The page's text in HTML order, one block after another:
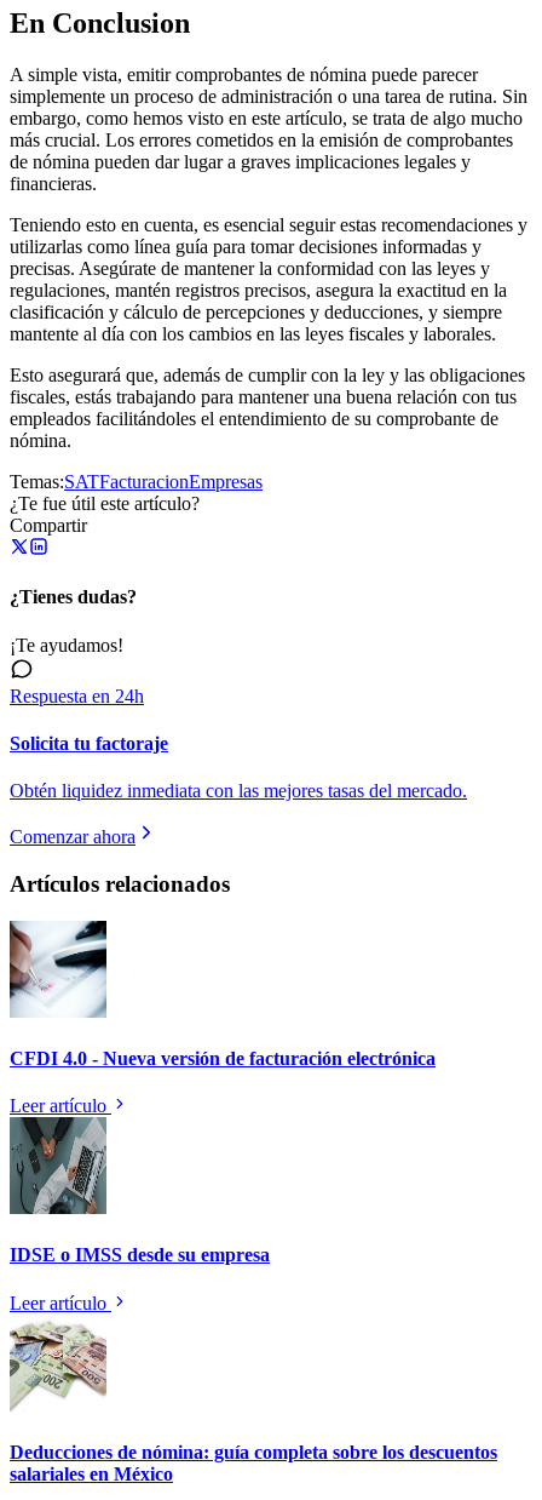
En Conclusion
A simple vista, emitir comprobantes de nómina puede parecer
simplemente un proceso de administración o una tarea de rutina. Sin
embargo, como hemos visto en este artículo, se trata de algo mucho
más crucial. Los errores cometidos en la emisión de comprobantes
de nómina pueden dar lugar a graves implicaciones legales y
financieras.
Teniendo esto en cuenta, es esencial seguir estas recomendaciones y
utilizarlas como línea guía para tomar decisiones informadas y
precisas. Asegúrate de mantener la conformidad con las leyes y
regulaciones, mantén registros precisos, asegura la exactitud en la
clasificación y cálculo de percepciones y deducciones, y siempre
mantente al día con los cambios en las leyes fiscales y laborales.
Esto asegurará que, además de cumplir con la ley y las obligaciones
fiscales, estás trabajando para mantener una buena relación con tus
empleados facilitándoles el entendimiento de su comprobante de
nómina.
Temas:SATFacturacionEmpresas
¿Te fue útil este artículo?
Compartir
¿Tienes dudas?
¡Te ayudamos!
Respuesta en 24h
Solicita tu factoraje
Obtén liquidez inmediata con las mejores tasas del mercado.
Comenzar ahora
Artículos relacionados
CFDI 4.0 - Nueva versión de facturación electrónica
Leer artículo
IDSE o IMSS desde su empresa
Leer artículo
Deducciones de nómina: guía completa sobre los descuentos
salariales en México